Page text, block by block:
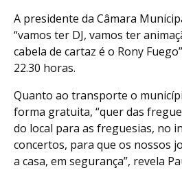
A presidente da Câmara
“vamos ter DJ, vamos ter
cabela de cartaz é o Rony
22.30 horas.
Quanto ao transporte o
forma gratuita, “quer das
do local para as freguesias, no
concertos, para que os nossos
a casa, em segurança”, revela